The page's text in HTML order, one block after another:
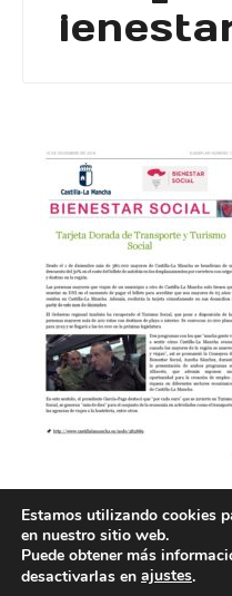
POLÍTICA DE COOKIES
Estamos utilizando cookies
en nuestro sitio web.
Puede obtener más
desactivarlas en ajustes.